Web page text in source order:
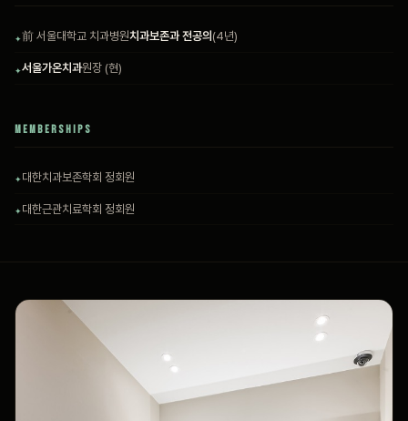
前 서울대학교 치과병원치과보존과 전공의 (4년)
서울가온치과원장 (현)
MEMBERSHIPS
대한치과보존학회 정회원
대한근관치료학회 정회원